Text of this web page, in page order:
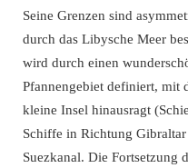
Seine Grenzen sind
durch das Libysche Meer
wird durch einen
Pfannengebiet definiert, mit
kleine Insel hinausragt
Schiffe in Richtung
Suezkanal. Die Fortsetzung